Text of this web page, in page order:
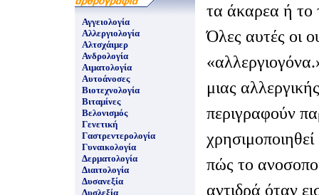
Αγγειολογία
Αλλεργιολογία
Αλτσχάιμερ
Ανδρολογία
Αιματολογία
Αυτοάνοσες
Βιοτεχνολογία
Βιταμίνες
Βελονισμός
Γενετική
Γαστρεντερολογία
Γυναικολογία
Δερματολογία
Διαιτολογία
Δυσανεξία
Δυσλεξία
τα άκαρεα ή το
Όλες αυτές οι
μιας
περιγραφούν
πώς το
αντιδρά όταν